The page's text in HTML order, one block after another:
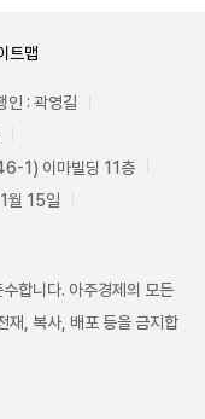
트맵
인 : 곽영길
1) 이마빌딩 11층
월 15일
합니다. 아주경제의 모든
재, 복사, 배포 등을 금지합